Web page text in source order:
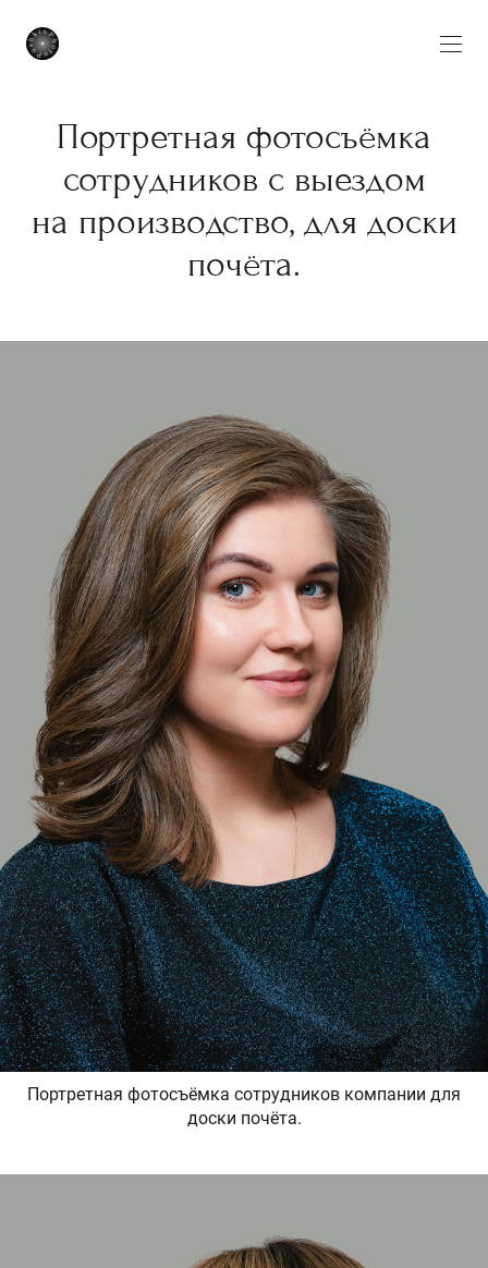
Портретная фотосъёмка
сотрудников с выездом
на производство, для доски
почёта.
Портретная фотосъёмка сотрудников компании для
доски почёта.